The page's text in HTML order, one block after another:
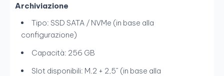
Archiviazione
Tipo: SSD SATA / NVMe (in base alla
configurazione)
Capacità: 256 GB
Slot disponibili: M.2 + 2,5” (in base alla